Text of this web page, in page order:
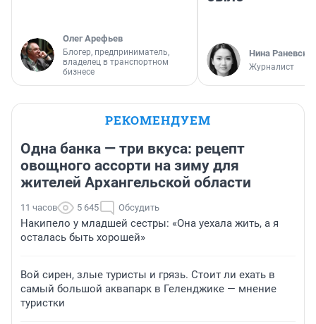
Олег Арефьев
Блогер, предприниматель,
владелец в транспортном
бизнесе
Нина
Журналист
РЕКОМЕНДУЕМ
Одна банка — три вкуса: рецепт
овощного ассорти на зиму для
жителей Архангельской области
11 часов 5 645 Обсудить
Накипело у младшей сестры: «Она уехала жить, а я
осталась быть хорошей»
Вой сирен, злые туристы и грязь. Стоит ли ехать в
самый большой аквапарк в Геленджике — мнение
туристки